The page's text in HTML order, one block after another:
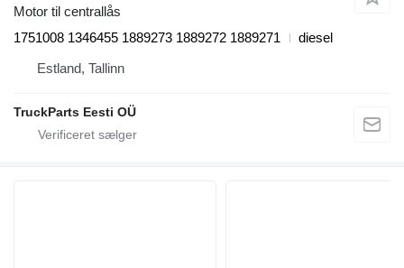
Motor til centrallås
1751008 1346455 1889273 1889272 1889271
diesel
Estland, Tallinn
TruckParts Eesti OÜ